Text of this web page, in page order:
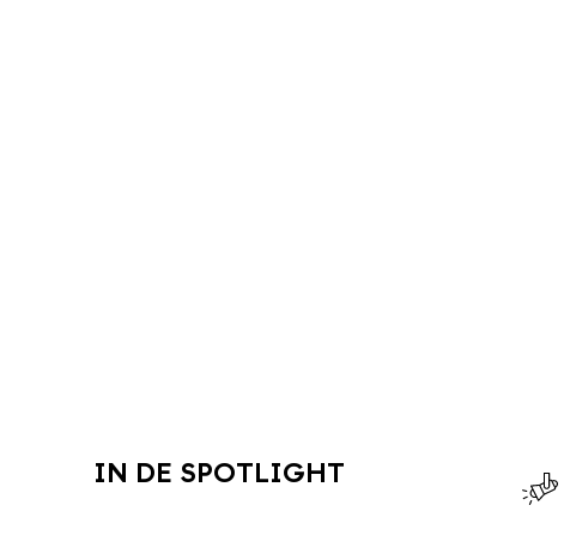
IN DE SPOTLIGHT